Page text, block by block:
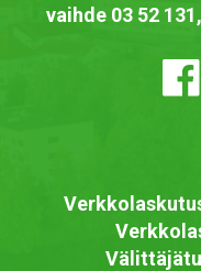
vaihde 03 52